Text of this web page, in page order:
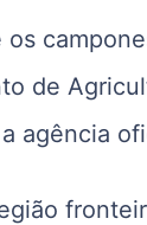
de
agência